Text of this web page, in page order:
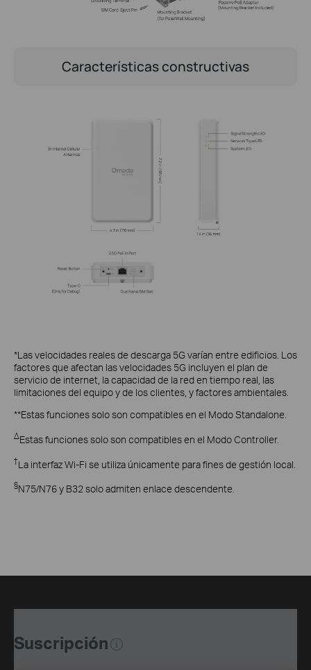
Características constructivas
*Las velocidades reales de descarga 5G varían entre edificios. Los
factores que afectan las velocidades 5G incluyen el plan de
servicio de internet, la capacidad de la red en tiempo real, las
limitaciones del equipo y de los clientes, y factores ambientales.
**Estas funciones solo son compatibles en el Modo Standalone.
ΔEstas funciones solo son compatibles en el Modo Controller.
†La interfaz Wi-Fi se utiliza únicamente para fines de gestión local.
§N75/N76 y B32 solo admiten enlace descendente.
Suscripción